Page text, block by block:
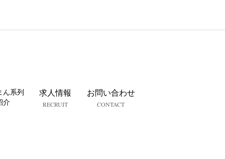
ん系列
介
求人情報
RECRUIT
お問い合わせ
CONTACT